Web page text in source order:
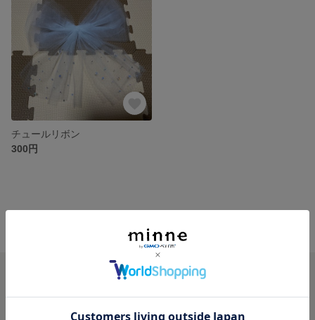
チュールリボン
300円
TOMOTIN’S GALLERY の作品一覧
minneについて